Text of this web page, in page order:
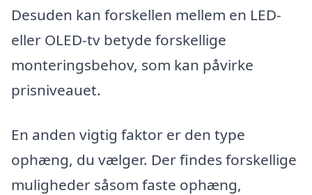
Desuden kan forskellen mellem en LED-
eller OLED-tv betyde forskellige
monteringsbehov, som kan påvirke
prisniveauet.
En anden vigtig faktor er den type
ophæng, du vælger. Der findes forskellige
muligheder såsom faste ophæng,